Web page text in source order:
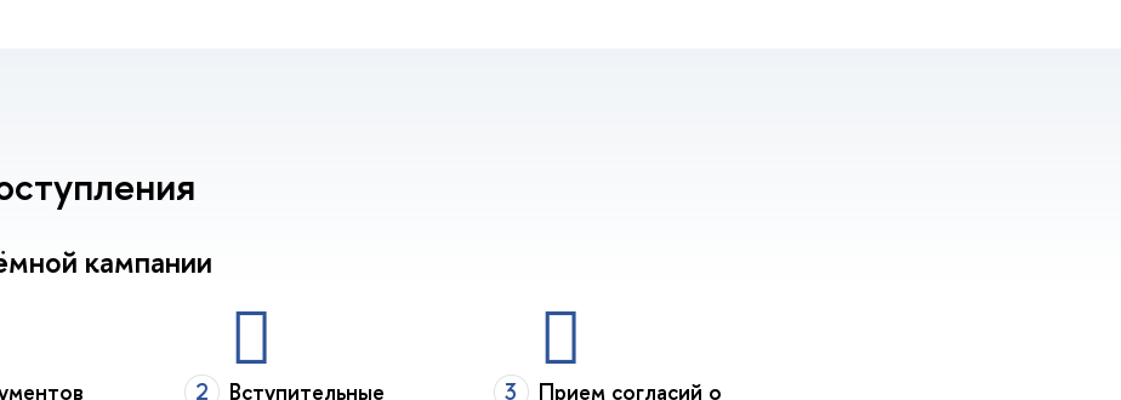
кампании
2
Вступительные
3
Прием согласий о